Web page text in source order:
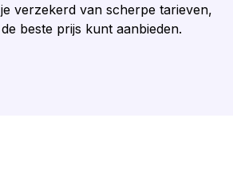
verzekerd van scherpe tarieven,
beste prijs kunt aanbieden.